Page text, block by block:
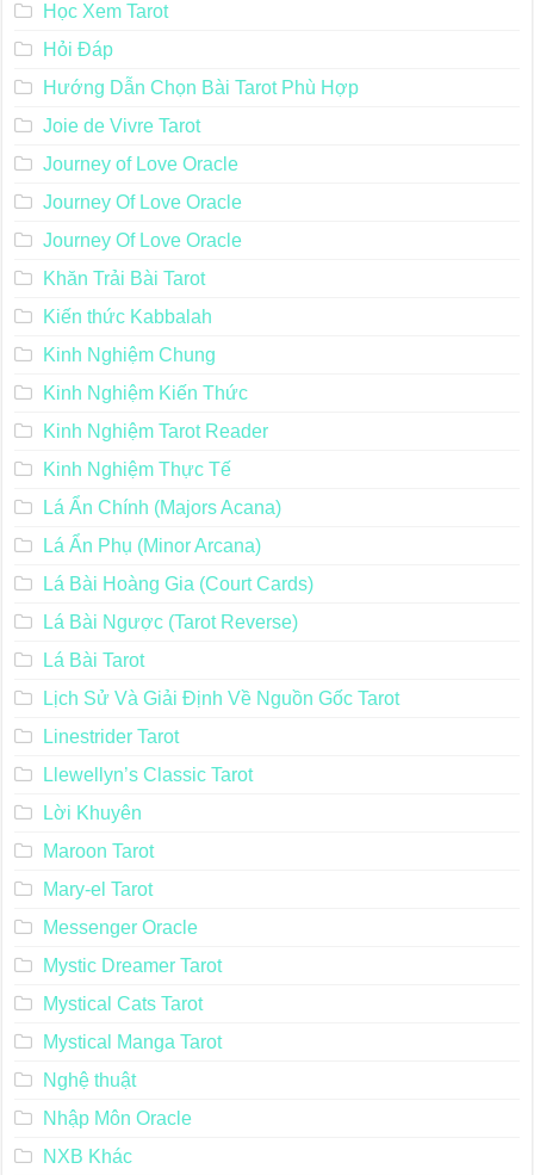
Học Xem Tarot
Hỏi Đáp
Hướng Dẫn Chọn Bài Tarot Phù Hợp
Joie de Vivre Tarot
Journey of Love Oracle
Journey Of Love Oracle
Journey Of Love Oracle
Khăn Trải Bài Tarot
Kiến thức Kabbalah
Kinh Nghiệm Chung
Kinh Nghiệm Kiến Thức
Kinh Nghiệm Tarot Reader
Kinh Nghiệm Thực Tế
Lá Ẩn Chính (Majors Acana)
Lá Ẩn Phụ (Minor Arcana)
Lá Bài Hoàng Gia (Court Cards)
Lá Bài Ngược (Tarot Reverse)
Lá Bài Tarot
Lịch Sử Và Giải Định Về Nguồn Gốc Tarot
Linestrider Tarot
Llewellyn’s Classic Tarot
Lời Khuyên
Maroon Tarot
Mary-el Tarot
Messenger Oracle
Mystic Dreamer Tarot
Mystical Cats Tarot
Mystical Manga Tarot
Nghệ thuật
Nhập Môn Oracle
NXB Khác